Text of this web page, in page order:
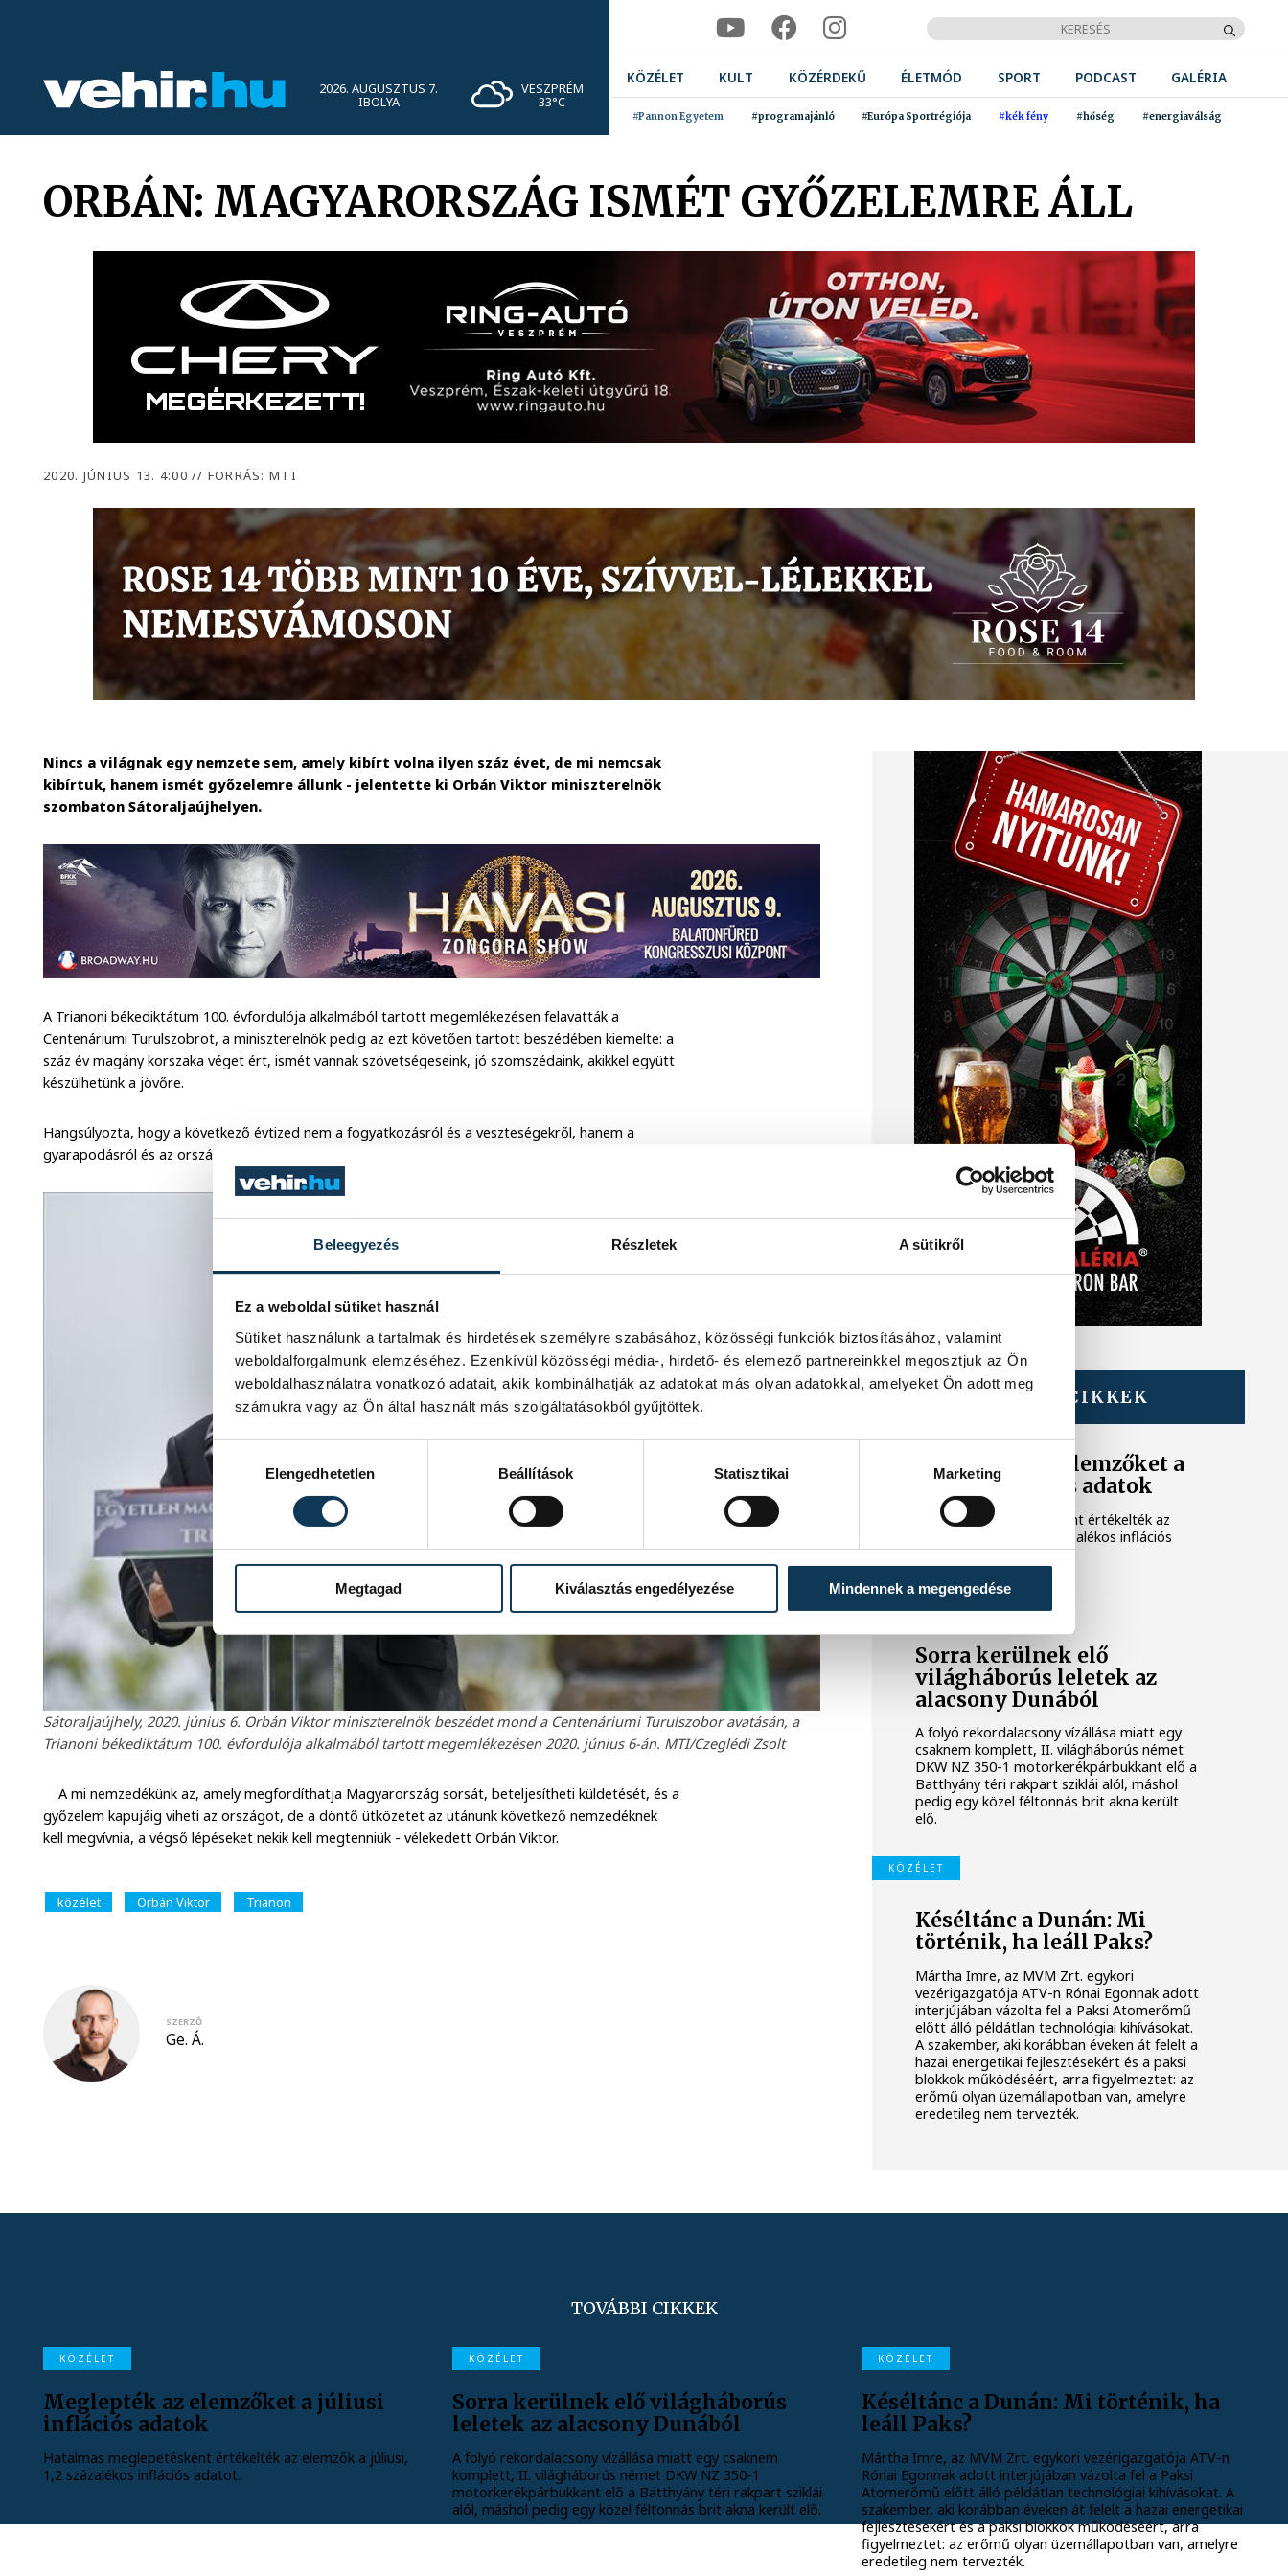
Beleegyezés Részletek A sütikről
Ez a weboldal sütiket használ
Sütiket használunk a tartalmak és hirdetések személyre szabásához, közösségi funkciók biztosításához, valamint
weboldalforgalmunk elemzéséhez. Ezenkívül közösségi média-, hirdető- és elemező partnereinkkel megosztjuk az Ön
weboldalhasználatra vonatkozó adatait, akik kombinálhatják az adatokat más olyan adatokkal, amelyeket Ön adott meg
számukra vagy az Ön által használt más szolgáltatásokból gyűjtöttek.
Hozzájárulás kiválasztása
Elengedhetetlen
Beállítások Statisztikai Marketing
Megtagad Kiválasztás engedélyezése Mindennek a megengedése
2026. AUGUSZTUS 7.
IBOLYA
VESZPRÉM
33°C
KÖZÉLET KULT KÖZÉRDEKŰ ÉLETMÓD SPORT PODCAST GALÉRIA
#Pannon Egyetem #programajánló #Európa Sportrégiója #kék fény #hőség #energiaválság
ORBÁN: MAGYARORSZÁG ISMÉT GYŐZELEMRE ÁLL
2020. JÚNIUS 13. 4:00// FORRÁS: MTI
Nincs a világnak egy nemzete sem, amely kibírt volna ilyen száz évet, de mi nemcsak
kibírtuk, hanem ismét győzelemre állunk - jelentette ki Orbán Viktor miniszterelnök
szombaton Sátoraljaújhelyen.
A Trianoni békediktátum 100. évfordulója alkalmából tartott megemlékezésen felavatták a
Centenáriumi Turulszobrot, a miniszterelnök pedig az ezt követően tartott beszédében kiemelte: a
száz év magány korszaka véget ért, ismét vannak szövetségeseink, jó szomszédaink, akikkel együtt
készülhetünk a jövőre.
Hangsúlyozta, hogy a következő évtized nem a fogyatkozásról és a veszteségekről, hanem a
gyarapodásról és az országépítésről szól majd.
Sátoraljaújhely, 2020. június 6. Orbán Viktor miniszterelnök beszédet mond a Centenáriumi Turulszobor avatásán, a
Trianoni békediktátum 100. évfordulója alkalmából tartott megemlékezésen 2020. június 6-án. MTI/Czeglédi Zsolt
A mi nemzedékünk az, amely megfordíthatja Magyarország sorsát, beteljesítheti küldetését, és a
győzelem kapujáig viheti az országot, de a döntő ütközetet az utánunk következő nemzedéknek
kell megvívnia, a végső lépéseket nekik kell megtenniük - vélekedett Orbán Viktor.
közélet Orbán Viktor Trianon
SZERZŐ
Ge. Á.
TOVÁBBI CIKKEK
Meglepték az elemzőket a
júliusi inflációs adatok
Hatalmas meglepetésként értékelték az
elemzők a júliusi, 1,2 százalékos inflációs
adatot.
Sorra kerülnek elő
világháborús leletek az
alacsony Dunából
A folyó rekordalacsony vízállása miatt egy
csaknem komplett, II. világháborús német
DKW NZ 350-1 motorkerékpárbukkant elő a
Batthyány téri rakpart sziklái alól, máshol
pedig egy közel féltonnás brit akna került
elő.
KÖZÉLET
Késéltánc a Dunán: Mi
történik, ha leáll Paks?
Mártha Imre, az MVM Zrt. egykori
vezérigazgatója ATV-n Rónai Egonnak adott
interjújában vázolta fel a Paksi Atomerőmű
előtt álló példátlan technológiai kihívásokat.
A szakember, aki korábban éveken át felelt a
hazai energetikai fejlesztésekért és a paksi
blokkok működéséért, arra figyelmeztet: az
erőmű olyan üzemállapotban van, amelyre
eredetileg nem tervezték.
TOVÁBBI CIKKEK
KÖZÉLET
Meglepték az elemzőket a júliusi
inflációs adatok
Hatalmas meglepetésként értékelték az elemzők a júliusi,
1,2 százalékos inflációs adatot.
KÖZÉLET
Sorra kerülnek elő világháborús
leletek az alacsony Dunából
A folyó rekordalacsony vízállása miatt egy csaknem
komplett, II. világháborús német DKW NZ 350-1
motorkerékpárbukkant elő a Batthyány téri rakpart sziklái
alól, máshol pedig egy közel féltonnás brit akna került elő.
KÖZÉLET
Késéltánc a Dunán: Mi történik, ha
leáll Paks?
Mártha Imre, az MVM Zrt. egykori vezérigazgatója ATV-n
Rónai Egonnak adott interjújában vázolta fel a Paksi
Atomerőmű előtt álló példátlan technológiai kihívásokat. A
szakember, aki korábban éveken át felelt a hazai energetikai
fejlesztésekért és a paksi blokkok működéséért, arra
figyelmeztet: az erőmű olyan üzemállapotban van, amelyre
eredetileg nem tervezték.